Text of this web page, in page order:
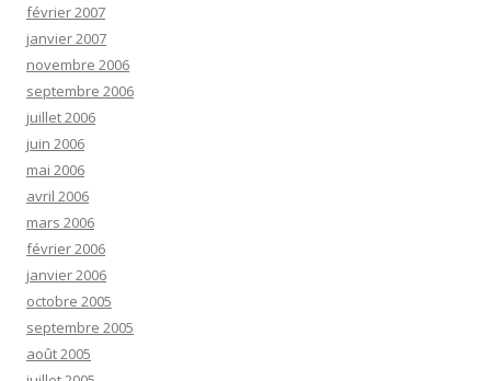
février 2007
janvier 2007
novembre 2006
septembre 2006
juillet 2006
juin 2006
mai 2006
avril 2006
mars 2006
février 2006
janvier 2006
octobre 2005
septembre 2005
août 2005